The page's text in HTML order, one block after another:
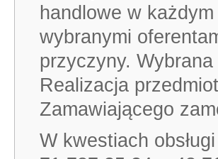
handlowe w
wybranymi
przyczyny.
Realizacja
Zamawiającego
W kwestiach